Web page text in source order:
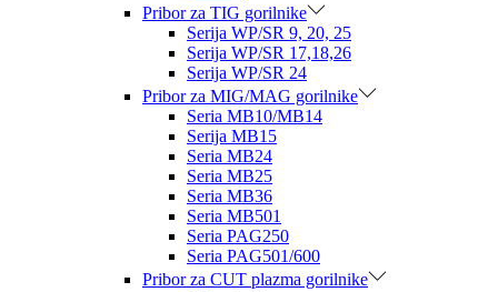
Pribor za TIG gorilnike
Serija WP/SR 9, 20, 25
Serija WP/SR 17,18,26
Serija WP/SR 24
Pribor za MIG/MAG gorilnike
Seria MB10/MB14
Serija MB15
Seria MB24
Seria MB25
Seria MB36
Seria MB501
Seria PAG250
Seria PAG501/600
Pribor za CUT plazma gorilnike